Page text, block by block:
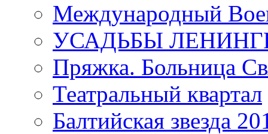
Международный
УСАДЬБЫ
Пряжка. Больница
Театральный квартал
Балтийская звезда